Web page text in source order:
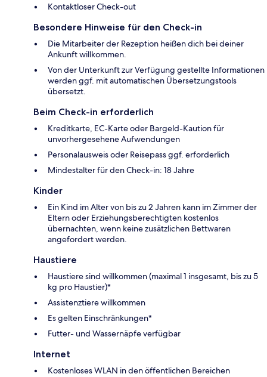
Kontaktloser Check-out
Besondere Hinweise für den Check-in
Die Mitarbeiter der Rezeption heißen dich bei deiner
Ankunft willkommen.
Von der Unterkunft zur Verfügung gestellte Informationen
werden ggf. mit automatischen Übersetzungstools
übersetzt.
Beim Check-in erforderlich
Kreditkarte, EC-Karte oder Bargeld-Kaution für
unvorhergesehene Aufwendungen
Personalausweis oder Reisepass ggf. erforderlich
Mindestalter für den Check-in: 18 Jahre
Kinder
Ein Kind im Alter von bis zu 2 Jahren kann im Zimmer der
Eltern oder Erziehungsberechtigten kostenlos
übernachten, wenn keine zusätzlichen Bettwaren
angefordert werden.
Haustiere
Haustiere sind willkommen (maximal 1 insgesamt, bis zu 5
kg pro Haustier)*
Assistenztiere willkommen
Es gelten Einschränkungen*
Futter- und Wassernäpfe verfügbar
Internet
Kostenloses WLAN in den öffentlichen Bereichen